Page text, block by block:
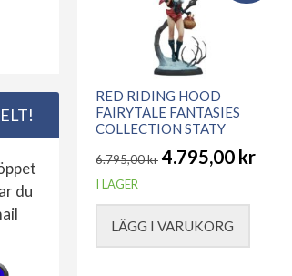
RED RIDING HOOD
FAIRYTALE FANTASIES
COLLECTION STATY
6.795,00kr
Det
ursprungliga
priset
4.795,00 kr
Det
nuvarande
priset
I LAGER
LÄGG I VARUKORG
du